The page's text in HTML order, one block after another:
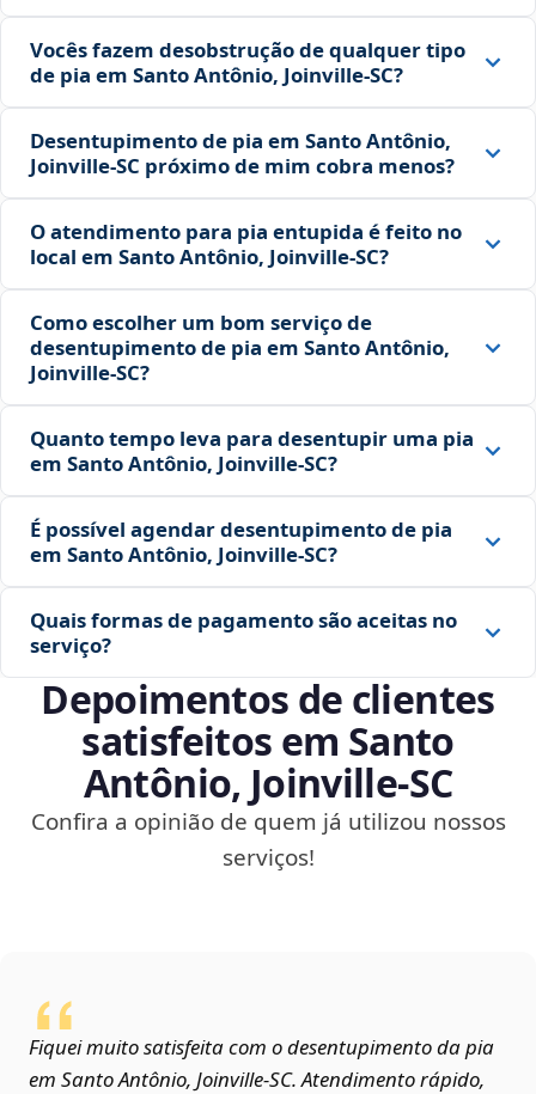
Vocês fazem desobstrução de qualquer tipo
de pia em Santo Antônio, Joinville‑SC?
Desentupimento de pia em Santo Antônio,
Joinville‑SC próximo de mim cobra menos?
O atendimento para pia entupida é feito no
local em Santo Antônio, Joinville‑SC?
Como escolher um bom serviço de
desentupimento de pia em Santo Antônio,
Joinville‑SC?
Quanto tempo leva para desentupir uma pia
em Santo Antônio, Joinville‑SC?
É possível agendar desentupimento de pia
em Santo Antônio, Joinville‑SC?
Quais formas de pagamento são aceitas no
serviço?
Depoimentos de clientes
satisfeitos em Santo
Antônio, Joinville‑SC
Confira a opinião de quem já utilizou nossos
serviços!
Fiquei muito satisfeita com o desentupimento da pia
em Santo Antônio, Joinville‑SC. Atendimento rápido,